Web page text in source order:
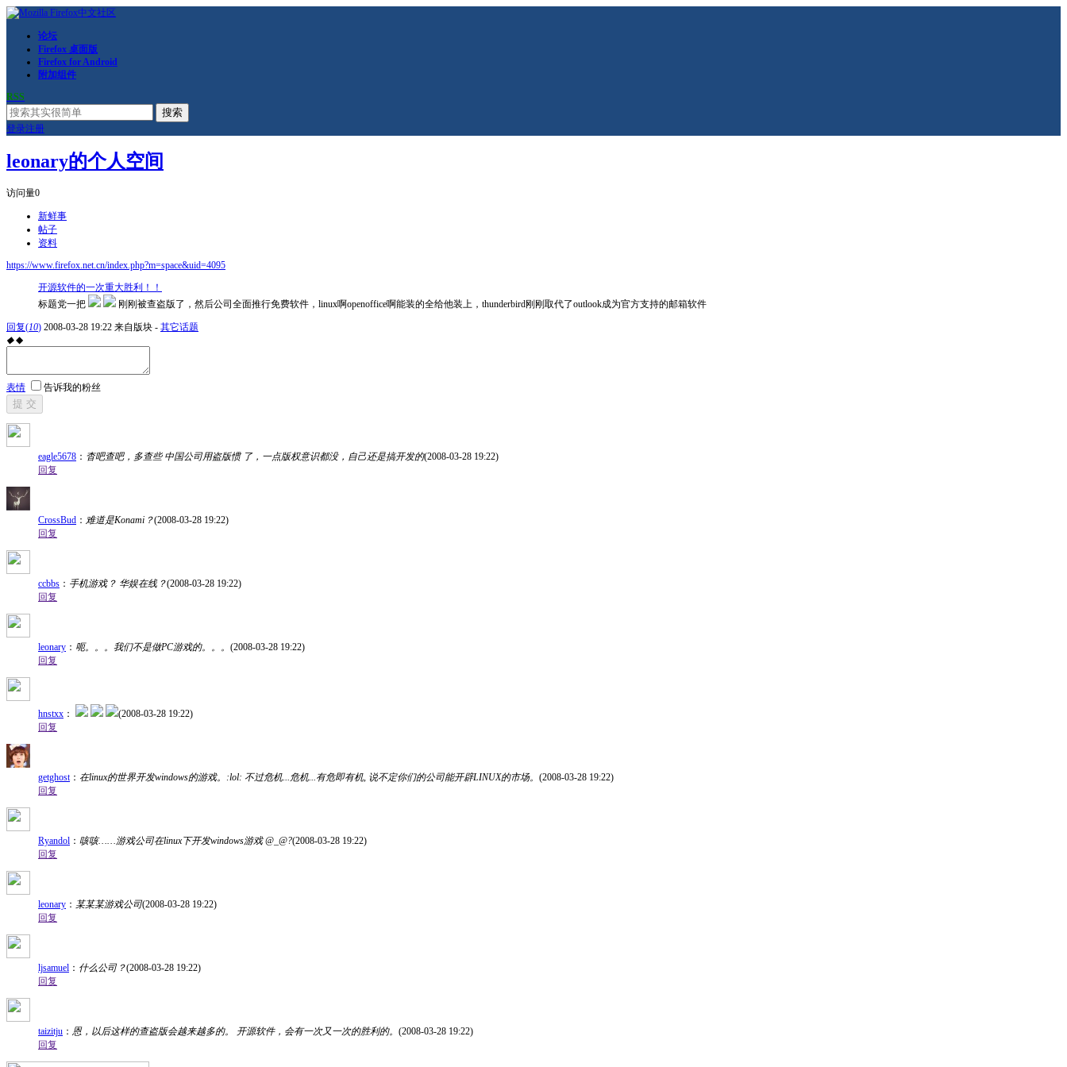
论坛
Firefox 桌面版
Firefox for Android
附加组件
RSS
搜索
登录注册
leonary的个人空间
访问量0
新鲜事
帖子
资料
https://www.firefox.net.cn/index.php?m=space&uid=4095
开源软件的一次重大胜利！！
标题党一把
刚刚被查盗版了，然后公司全面推行免费软件，linux啊openoffice啊能装的全给他装上，thunderbird刚刚取代了outlook成为官方支持的邮箱软件
回复(10) 2008-03-28 19:22 来自版块 - 其它话题
◆ ◆
表情 告诉我的粉丝
提 交
eagle5678 ： 杳吧查吧，多查些 中国公司用盗版惯 了，一点版权意识都没，自己还是搞开发的(2008-03-28 19:22)
回复
CrossBud ： 难道是Konami？(2008-03-28 19:22)
回复
ccbbs ： 手机游戏？ 华娱在线？(2008-03-28 19:22)
回复
leonary ： 呃。。。我们不是做PC游戏的。。。 (2008-03-28 19:22)
回复
hnstxx ：
(2008-03-28 19:22)
回复
getghost： 在linux的世界开发windows的游戏。:lol: 不过危机...危机...有危即有机, 说不定你们的公司能开辟LINUX的市场。 (2008-03-28 19:22)
回复
Ryandol ： 咳咳……游戏公司在linux下开发windows游戏 @_@?(2008-03-28 19:22)
回复
leonary ： 某某某游戏公司(2008-03-28 19:22)
回复
ljsamuel ： 什么公司？(2008-03-28 19:22)
回复
taizitju ： 恩，以后这样的查盗版会越来越多的。 开源软件，会有一次又一次的胜利的。 (2008-03-28 19:22)
回复